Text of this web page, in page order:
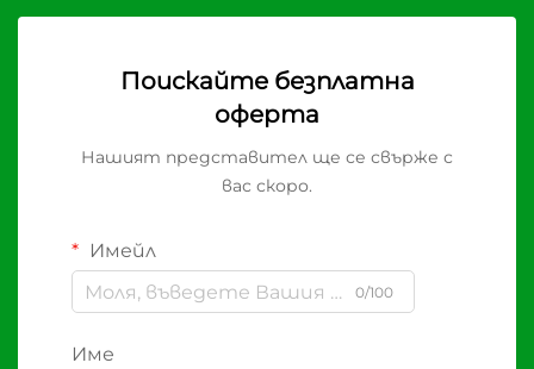
Поискайте безплатна
оферта
Нашият представител ще се свърже с
вас скоро.
Имейл
0/100
Име